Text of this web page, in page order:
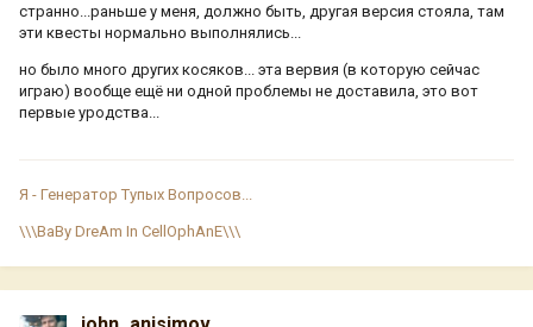
странно...раньше у меня, должно быть, другая версия стояла, там
эти квесты нормально выполнялись...
но было много других косяков... эта вервия (в которую сейчас
играю) вообще ещё ни одной проблемы не доставила, это вот
первые уродства...
Я - Генератор Тупых Вопросов...
\\\BaBy DreAm In CellOphAnE\\\